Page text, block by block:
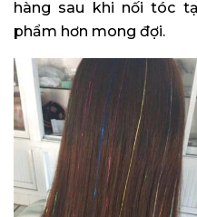
hàng sau khi nối tóc
phẩm hơn mong đợi.